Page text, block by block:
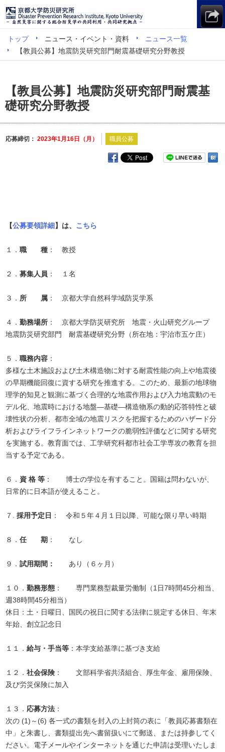
トップ ニュース・イベント・資料
ニュース一覧
【教員公募】地震防災研究部門耐震基礎研究分野教授
【教員公募】地震防災研究部門耐震基
礎研究分野教授
応募締切：2023年1月16日（月） 職員公募
【公募要領詳細】は、 こちら
１．職 種 ： 教授
２．募集人員 ： １名
３． 所 属 ： 京都大学自然科学域防災学系
４．勤務場所 ： 京都大学防災研究所 地震・火山研究グループ
地震防災研究部門 耐震基礎研究分野（所在地：宇治市五ケ庄）
５．職務内容 ：
多様な土木施設および土木構造物に対する耐震性能の向上や地震後
の早期機能回復に資する研究を推進する。このため、最新の地球物
理学的知見と観測に基づく合理的な地震作用および入力地震動のモ
デル化、地震時における地盤―基礎―構造物系の動的応答特性と破
壊性状の分析、都市全域の地震リスクを把握するためのハザード分
析およびライフラインネットワークの脆弱性評価などに関する研究
を実施する。教育面では、工学研究科都市社会工学専攻の教育を担
当する予定である。
６． 資 格 等 ： 博士の学位を有すること。国籍は問わないが、
日常的に日本語が使えること。
７.採用予定日 ： 令和５年４月１日以降、可能な限り早い時期
８．任 期 ： なし
９．試用期間： あり（６ヶ月）
１０．勤務形態 ： 専門業務型裁量労働制（1日7時間45分相当、
週38時間45分相当）
休日：土・日曜日、国民の祝日に関する法律に規定する休日、年末
年始、創立記念日
１１．給与・手当等 ：本学支給基準に基づき支給
１２．社会保険 ： 文部科学省共済組合、厚生年金、雇用保険、
及び労災保険に加入
１３． 応募方法 ：
次の (1)～(6) 各一式の書類を封入の上封筒の表に「教員応募書類在
中」と朱書し、書類提出先へ書留扱いにて郵送、または持参してく
ださい。電子メールやインターネットを通じた申請は受理いたしま